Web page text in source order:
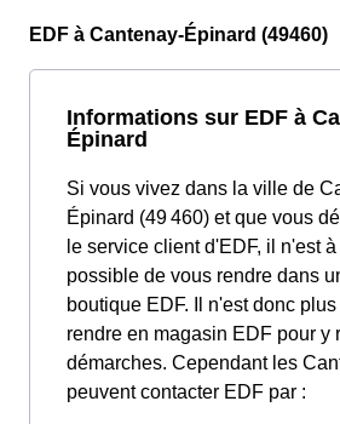
EDF à Cantenay-Épinard (49460)
Informations sur EDF à
Épinard
Si vous vivez dans la ville de
Épinard (49 460) et que vous
le service client d'EDF, il n'est
possible de vous rendre dans
boutique EDF. Il n'est donc
rendre en magasin EDF pour y
démarches. Cependant les
peuvent contacter EDF par :